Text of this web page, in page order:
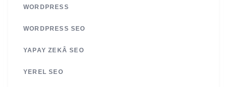
WORDPRESS
WORDPRESS SEO
YAPAY ZEKÂ SEO
YEREL SEO